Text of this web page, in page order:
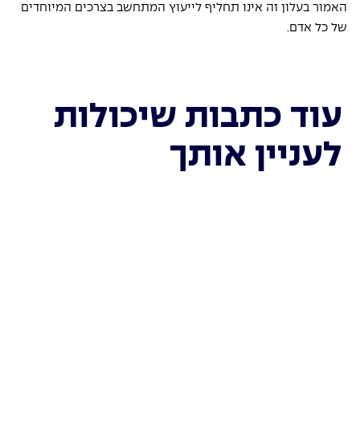
האמור בעלון זה אינו תחליף לייעוץ המתחשב בצרכים המיוחדים
של כל אדם.
עוד כתבות שיכולות
לעניין אותך